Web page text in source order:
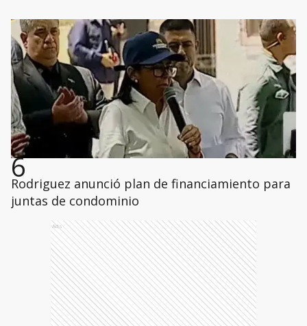
6
Rodriguez anunció plan de financiamiento para
juntas de condominio
Ads